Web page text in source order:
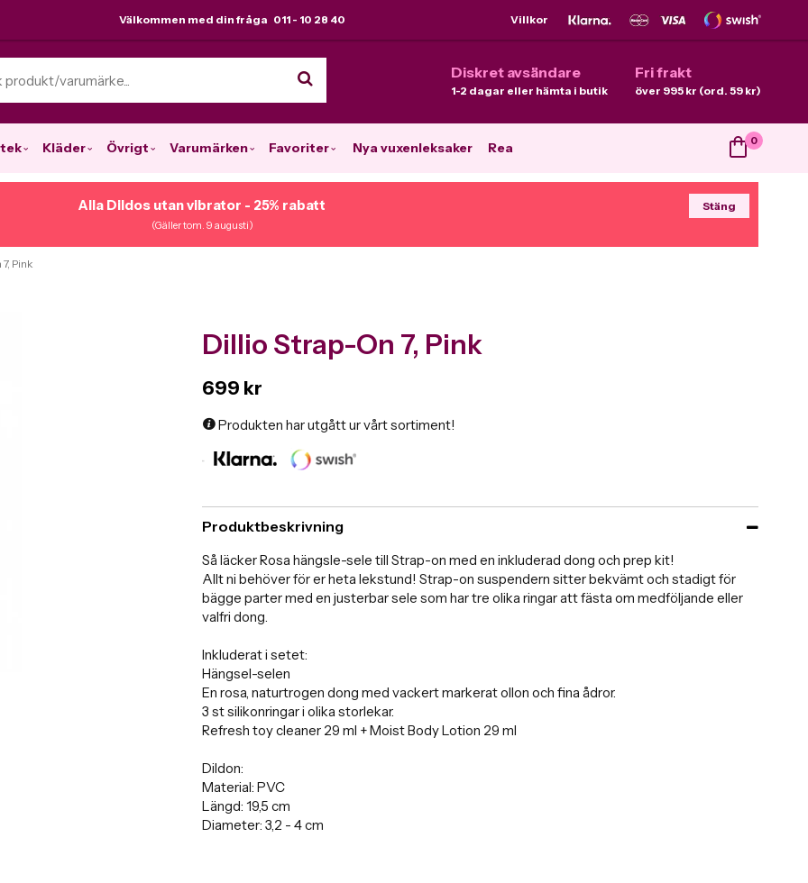
Villkor
Välkommen med din fråga 011 - 10 28 40
Diskret avsändare
1-2 dagar eller hämta i butik
Fri frakt
över 995 kr (ord. 59 kr)
Kläder Övrigt Varumärken Favoriter Nya vuxenleksaker Rea 0
Alla Dildos utan vibrator - 25% rabatt
(Gäller tom. 9 augusti)
Stäng
Pink
Dillio Strap-On 7, Pink
699 kr
Produkten har utgått ur vårt sortiment!
Produktbeskrivning
Så läcker Rosa hängsle-sele till Strap-on med en inkluderad dong och prep kit!
Allt ni behöver för er heta lekstund! Strap-on suspendern sitter bekvämt och stadigt för
bägge parter med en justerbar sele som har tre olika ringar att fästa om medföljande eller
valfri dong.
Inkluderat i setet:
Hängsel-selen
En rosa, naturtrogen dong med vackert markerat ollon och fina ådror.
3 st silikonringar i olika storlekar.
Refresh toy cleaner 29 ml + Moist Body Lotion 29 ml
Dildon:
Material: PVC
Längd: 19,5 cm
Diameter: 3,2 - 4 cm